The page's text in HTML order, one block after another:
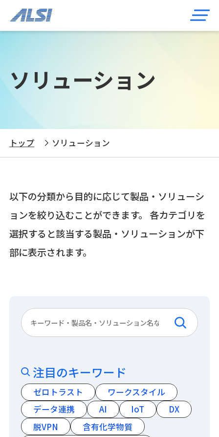
ソリューション
トップ ソリューション
以下の分類から目的に応じて製品・ソリューシ
ョンを絞り込むことができます。 各カテゴリを
選択すると該当する製品・ソリューションが下
部に表示されます。
注目のキーワード
ゼロトラスト
ワークスタイル
データ連携
AI IoT
DX
脱VPN
含有化学物質